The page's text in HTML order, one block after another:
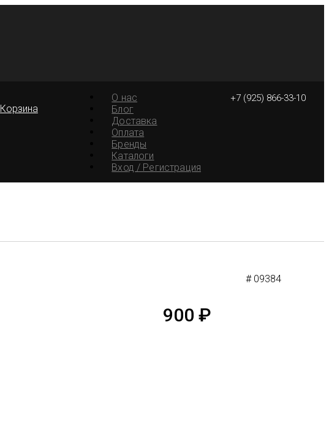
+7 (925) 866-33-10
О нас
Блог
Доставка
Оплата
Бренды
Каталоги
Вход / Регистрация
Корзина
# 09384
900 ₽